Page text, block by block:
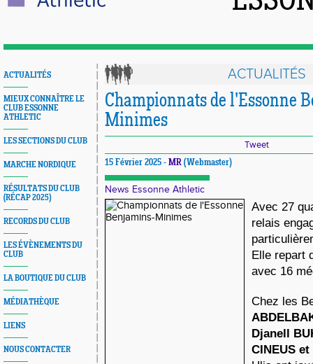
ACTUALITÉS
MIEUX CONNAÎTRE LE
CLUB ESSONNE
ATHLETIC
LES SECTIONS DU CLUB
MARCHE NORDIQUE
RÉSULTATS DU CLUB
(RÉCAP 2025)
RECORDS DU CLUB
LES ÉVÈNEMENTS DU
CLUB
LA BOUTIQUE DU CLUB
MÉDIATHÈQUE
LIENS
NOUS CONTACTER
ACTUALITÉS
Championnats de l'Essonne
Minimes
Tweet
15 Février 2025 - MR (Webmaster)
News Essonne Athletic
Avec 27
relais
Elle repart
avec 16
Chez les
Djanell
CINEUS